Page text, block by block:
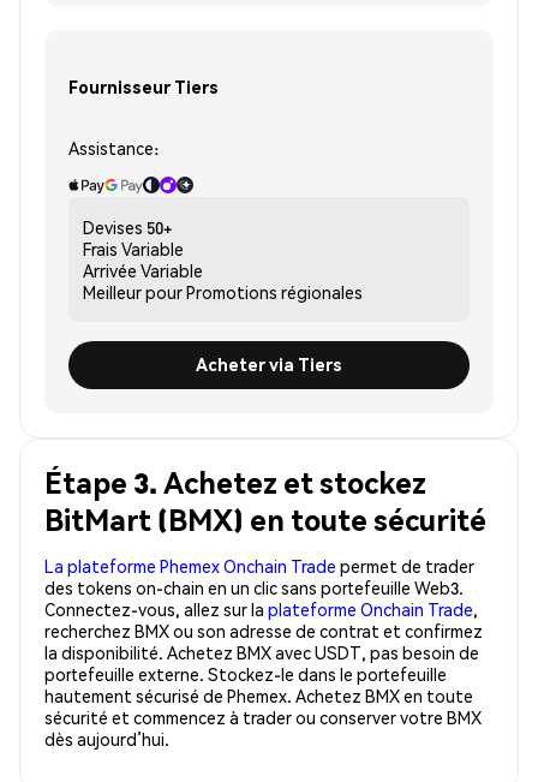
Fournisseur Tiers
Assistance:
Devises 50+
Frais Variable
Arrivée Variable
Meilleur pourPromotions régionales
Acheter via Tiers
Étape 3. Achetez et stockez
BitMart (BMX) en toute sécurité
La plateforme Phemex Onchain Trade permet de trader
des tokens on-chain en un clic sans portefeuille Web3.
Connectez-vous, allez sur la plateforme Onchain Trade,
recherchez BMX ou son adresse de contrat et confirmez
la disponibilité. Achetez BMX avec USDT, pas besoin de
portefeuille externe. Stockez-le dans le portefeuille
hautement sécurisé de Phemex. Achetez BMX en toute
sécurité et commencez à trader ou conserver votre BMX
dès aujourd’hui.